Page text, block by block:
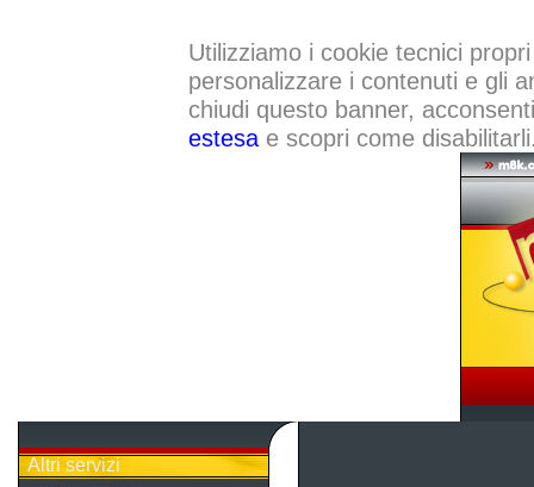
Utilizziamo i cookie tecnici
personalizzare i contenuti e gli
chiudi questo banner,
estesae scopri come
Altri servizi